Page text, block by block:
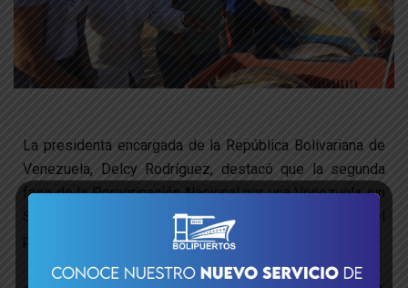
La presidenta encargada de la República Bolivariana de
Venezuela, Delcy Rodríguez, destacó que la segunda
fase de la Peregrinación Nacional por una Venezuela sin
Sanciones y en Paz llegará al «corazón productivo» del